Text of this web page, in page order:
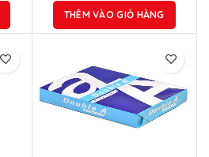
THÊM VÀO GIỎ HÀNG